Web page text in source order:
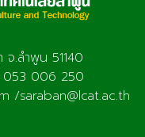
.ลำพูน 51140
053 006 250
/saraban@lcat.ac.th